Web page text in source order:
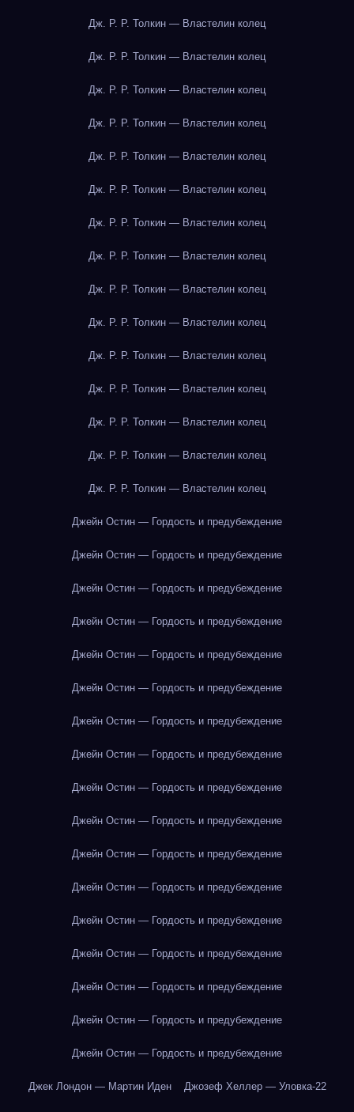
Дж. Р. Р. Толкин — Властелин колец
Дж. Р. Р. Толкин — Властелин колец
Дж. Р. Р. Толкин — Властелин колец
Дж. Р. Р. Толкин — Властелин колец
Дж. Р. Р. Толкин — Властелин колец
Дж. Р. Р. Толкин — Властелин колец
Дж. Р. Р. Толкин — Властелин колец
Дж. Р. Р. Толкин — Властелин колец
Дж. Р. Р. Толкин — Властелин колец
Дж. Р. Р. Толкин — Властелин колец
Дж. Р. Р. Толкин — Властелин колец
Дж. Р. Р. Толкин — Властелин колец
Дж. Р. Р. Толкин — Властелин колец
Дж. Р. Р. Толкин — Властелин колец
Дж. Р. Р. Толкин — Властелин колец
Джейн Остин — Гордость и предубеждение
Джейн Остин — Гордость и предубеждение
Джейн Остин — Гордость и предубеждение
Джейн Остин — Гордость и предубеждение
Джейн Остин — Гордость и предубеждение
Джейн Остин — Гордость и предубеждение
Джейн Остин — Гордость и предубеждение
Джейн Остин — Гордость и предубеждение
Джейн Остин — Гордость и предубеждение
Джейн Остин — Гордость и предубеждение
Джейн Остин — Гордость и предубеждение
Джейн Остин — Гордость и предубеждение
Джейн Остин — Гордость и предубеждение
Джейн Остин — Гордость и предубеждение
Джейн Остин — Гордость и предубеждение
Джейн Остин — Гордость и предубеждение
Джейн Остин — Гордость и предубеждение
Джек Лондон — Мартин Иден Джозеф Хеллер — Уловка-22